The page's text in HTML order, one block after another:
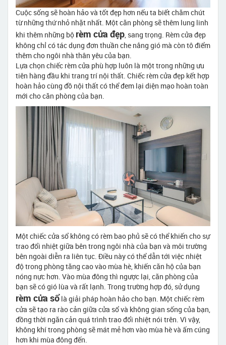
Cuộc sống sẽ hoàn hảo và tốt đẹp hơn nếu ta biết chăm chút
từ những thứ nhỏ nhặt nhất. Một căn phòng sẽ thêm lung linh
khi thêm những bộ rèm cửa đẹp, sang trọng. Rèm cửa đẹp
không chỉ có tác dụng đơn thuần che nắng gió mà còn tô điểm
thêm cho ngôi nhà thân yêu của bạn.
Lựa chọn chiếc rèm cửa phù hợp luôn là một trong những ưu
tiên hàng đầu khi trang trí nội thất. Chiếc rèm cửa đẹp kết hợp
hoàn hảo cùng đồ nội thất có thể đem lại diện mạo hoàn toàn
mới cho căn phòng của bạn.
Một chiếc cửa sổ không có rèm bao phủ sẽ có thể khiến cho sự
trao đổi nhiệt giữa bên trong ngôi nhà của bạn và môi trường
bên ngoài diễn ra liên tục. Điều này có thể dẫn tới việc nhiệt
độ trong phòng tăng cao vào mùa hè, khiến căn hộ của bạn
nóng nực hơn. Vào mùa đông thì ngược lại, căn phòng của
bạn sẽ có gió lùa và rất lạnh. Trong trường hợp đó, sử dụng
rèm cửa sổlà giải pháp hoàn hảo cho bạn. Một chiếc rèm
cửa sẽ tạo ra rào cản giữa cửa sổ và không gian sống của bạn,
đồng thời ngăn cản quá trình trao đổi nhiệt nói trên. Vì vậy,
không khí trong phòng sẽ mát mẻ hơn vào mùa hè và ấm cúng
hơn khi mùa đông đến.